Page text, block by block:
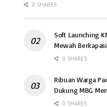
0 SHARES
Soft Launching
Mewah
0 SHARES
Ribuan Warga
Dukung MBG
0 SHARES